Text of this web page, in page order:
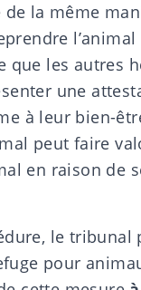
la même
que les autres
une
à leur bien-
peut faire
en raison
le tribunal
pour